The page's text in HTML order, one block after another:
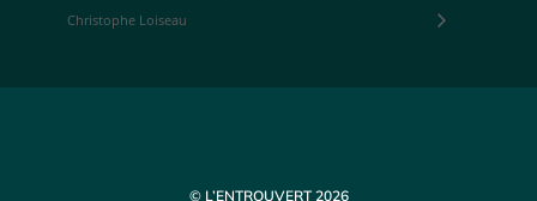
Christophe Loiseau
© L’ENTROUVERT 2026